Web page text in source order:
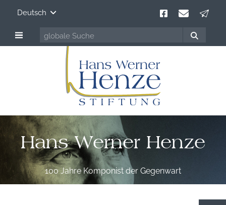
Deutsch
Hans Werner Henze
100 Jahre Komponist der Gegenwart